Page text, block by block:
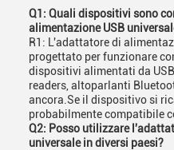
Q1: Quali dispositivi sono
alimentazione USB
R1: L'adattatore di
progettato per funzionare
dispositivi alimentati da
readers, altoparlanti
ancora.Se il dispositivo si
probabilmente compatibile
Q2: Posso utilizzare
universale in diversi paesi?